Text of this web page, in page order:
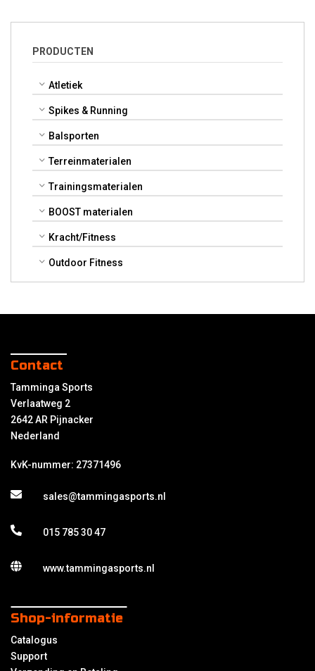
PRODUCTEN
Atletiek
Spikes & Running
Balsporten
Terreinmaterialen
Trainingsmaterialen
BOOST materialen
Kracht/Fitness
Outdoor Fitness
Contact
Tamminga Sports
Verlaatweg 2
2642 AR Pijnacker
Nederland
KvK-nummer: 27371496
sales@tammingasports.nl
015 785 30 47
www.tammingasports.nl
Shop-informatie
Catalogus
Support